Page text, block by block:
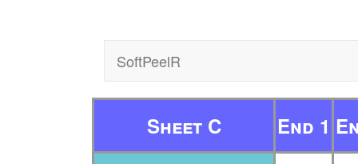
SoftPeelR
Sheet C End 1